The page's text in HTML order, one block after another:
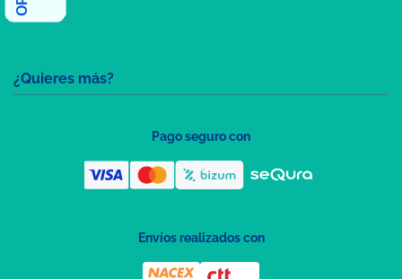
¿Quieres más?
Pago seguro con
Envíos realizados con